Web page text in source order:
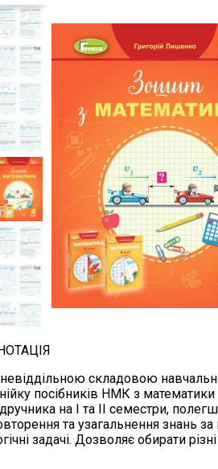
складовою
посібників НМК з
на І та ІІ семестри,
та узагальнення знань
задачі. Дозволяє обирати